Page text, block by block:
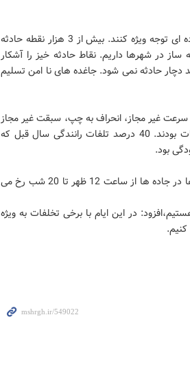
وی ادامه داد: رانندگان باید به علائم و خطوط جاده ای توجه ویژه کنند. بیش از 3 هزار نقطه حادثه
و بیش از 2500 نقطه حادثه ساز در شهرها داریم. نقاط حادثه خیز را آشکار
دچار حادثه نمی شود. جاغده های نا امن تسلیم
غیر مجاز، انحراف به چپ، سبقت غیر مجاز
و خستگی و خواب آلودگی مهمترین علل تصادفات بودند. 40 درصد تلفات رانندگی سال قبل که
رئیس پلیس راهور اضافه کرد:بیشترین واژگونی ها در جاده ها از ساعت 12 ظهر تا 20 شب رخ می
در این ایام با برخی تخلفات به ویژه
کنیم.